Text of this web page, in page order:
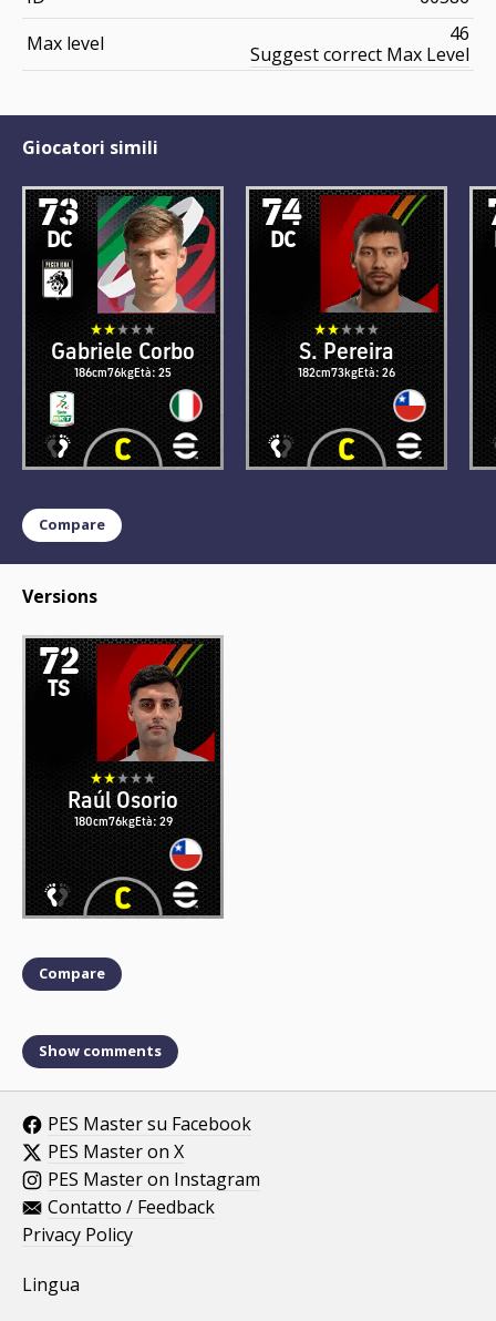
Max level
46
Suggest correct Max Level
Giocatori simili
73
DC
Gabriele Corbo
186cm76kgEtà: 25
74
DC
S. Pereira
182cm73kgEtà: 26
Compare
Versions
72
TS
Raúl Osorio
180cm76kgEtà: 29
Compare
Show comments
PES Master su Facebook
PES Master on X
PES Master on Instagram
Contatto / Feedback
Privacy Policy
Lingua